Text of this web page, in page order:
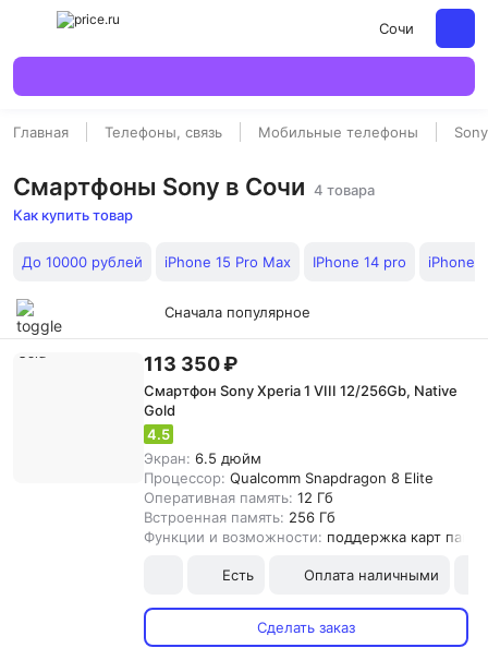
Сочи
Главная Телефоны, связь Мобильные телефоны Sony
Смартфоны Sony в Сочи 4 товара
Как купить товар
До 10000 рублей iPhone 15 Pro Max IPhone 14 pro iPhone
Сначала популярное
113 350 ₽
Смартфон Sony Xperia 1 VIII 12/256Gb, Native
Gold
4.5
Экран: 6.5 дюйм
Процессор: Qualcomm Snapdragon 8 Elite
Оперативная память: 12 Гб
Встроенная память: 256 Гб
Функции и возможности: поддержка карт
Есть Оплата наличными
Сделать заказ